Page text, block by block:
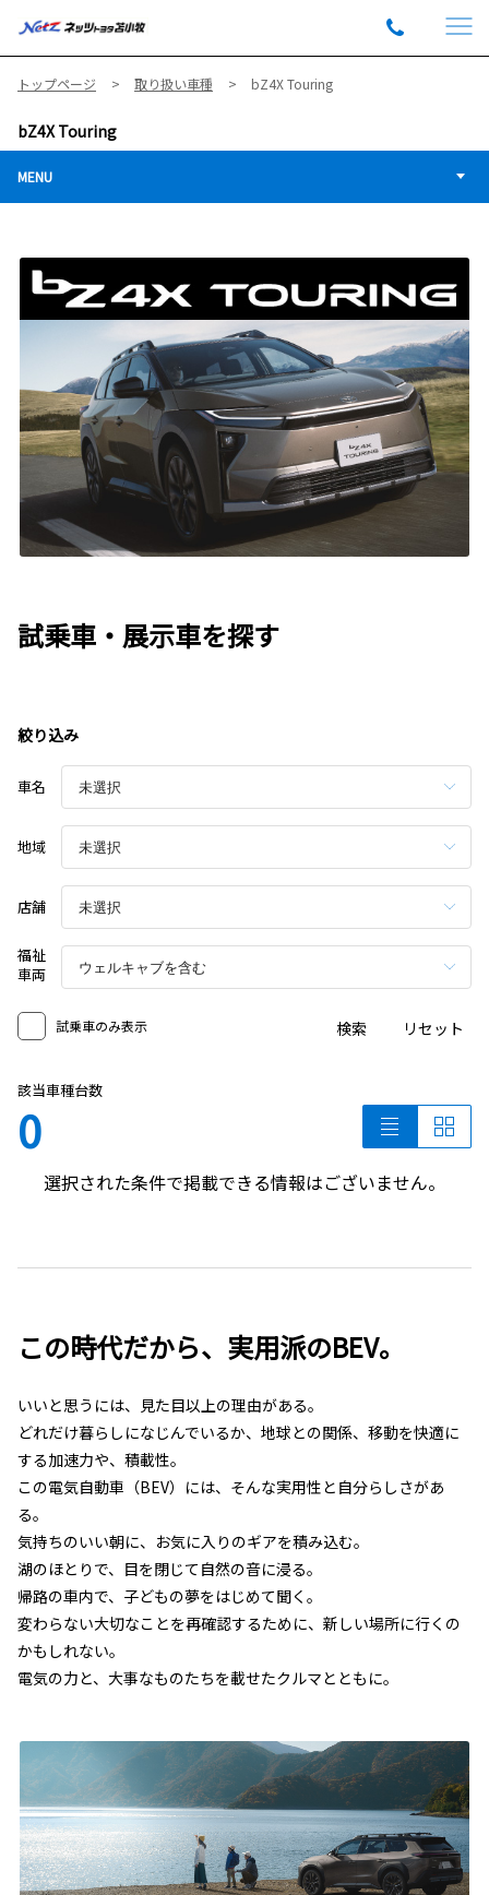
トップページ 取り扱い車種 bZ4X Touring
bZ4X Touring
MENU
試乗車・展示車を探す
絞り込み
車名
地域
店舗
福祉
車両
試乗車のみ表示 検索 リセット
該当車種台数
0
選択された条件で掲載できる情報はございません。
この時代だから、実用派のBEV。
いいと思うには、見た目以上の理由がある。
どれだけ暮らしになじんでいるか、地球との関係、移動を快適に
する加速力や、積載性。
この電気自動車（BEV）には、そんな実用性と自分らしさがあ
る。
気持ちのいい朝に、お気に入りのギアを積み込む。
湖のほとりで、目を閉じて自然の音に浸る。
帰路の車内で、子どもの夢をはじめて聞く。
変わらない大切なことを再確認するために、新しい場所に行くの
かもしれない。
電気の力と、大事なものたちを載せたクルマとともに。